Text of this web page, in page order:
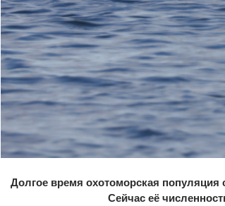
Долгое время охотоморская
Сейчас её